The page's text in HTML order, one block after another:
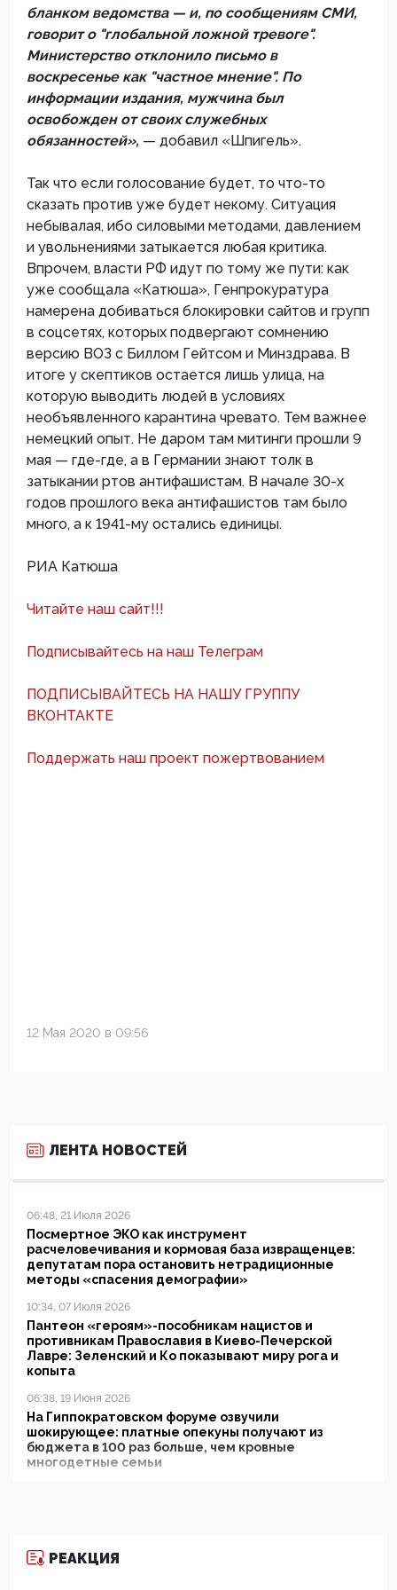
бланком ведомства — и, по сообщениям СМИ,
говорит о "глобальной ложной тревоге".
Министерство отклонило письмо в
воскресенье как "частное мнение". По
информации издания, мужчина был
освобожден от своих служебных
обязанностей», — добавил «Шпигель».
Так что если голосование будет, то что-то
сказать против уже будет некому. Ситуация
небывалая, ибо силовыми методами, давлением
и увольнениями затыкается любая критика.
Впрочем, власти РФ идут по тому же пути: как
уже сообщала «Катюша», Генпрокуратура
намерена добиваться блокировки сайтов и групп
в соцсетях, которых подвергают сомнению
версию ВОЗ с Биллом Гейтсом и Минздрава. В
итоге у скептиков остается лишь улица, на
которую выводить людей в условиях
необъявленного карантина чревато. Тем важнее
немецкий опыт. Не даром там митинги прошли 9
мая — где-где, а в Германии знают толк в
затыкании ртов антифашистам. В начале 30-х
годов прошлого века антифашистов там было
много, а к 1941-му остались единицы.
РИА Катюша
Читайте наш сайт!!!
Подписывайтесь на наш Телеграм
ПОДПИСЫВАЙТЕСЬ НА НАШУ ГРУППУ
ВКОНТАКТЕ
Поддержать наш проект пожертвованием
12 Мая 2020 в 09:56
ЛЕНТА НОВОСТЕЙ
06:48, 21 Июля 2026
Посмертное ЭКО как инструмент
расчеловечивания и кормовая база извращенцев:
депутатам пора остановить нетрадиционные
методы «спасения демографии»
10:34, 07 Июля 2026
Пантеон «героям»-пособникам нацистов и
противникам Православия в Киево-Печерской
Лавре: Зеленский и Ко показывают миру рога и
копыта
06:38, 19 Июня 2026
На Гиппократовском форуме озвучили
шокирующее: платные опекуны получают из
бюджета в 100 раз больше, чем кровные
многодетные семьи
11:53, 09 Июня 2026
РЕАКЦИЯ